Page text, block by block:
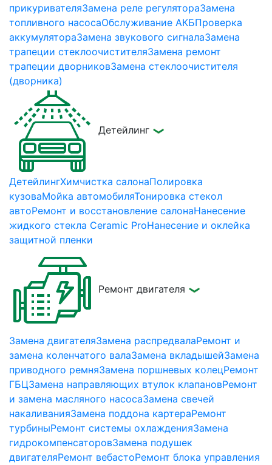
прикуривателяЗамена реле регулятораЗамена
топливного насосаОбслуживание АКБПроверка
аккумулятораЗамена звукового сигналаЗамена
трапеции стеклоочистителяЗамена ремонт
трапеции дворниковЗамена стеклоочистителя
(дворника)
Детейлинг
ДетейлингХимчистка салонаПолировка
кузоваМойка автомобиляТонировка стекол
автоРемонт и восстановление салонаНанесение
жидкого стекла Ceramic ProНанесение и оклейка
защитной пленки
Ремонт двигателя
Замена двигателяЗамена распредвалаРемонт и
замена коленчатого валаЗамена вкладышейЗамена
приводного ремняЗамена поршневых колецРемонт
ГБЦЗамена направляющих втулок клапановРемонт
и замена масляного насосаЗамена свечей
накаливанияЗамена поддона картераРемонт
турбиныРемонт системы охлажденияЗамена
гидрокомпенсаторовЗамена подушек
двигателяРемонт вебастоРемонт блока управления